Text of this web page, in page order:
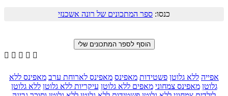
כנסו: ספר המתכונים של רונה אשכנזי
    
אפייה ללא גלוטן פשטידות מאפינס מאפינס לארוחת ערב מאפינס ללא
גלוטן מאפינס צמחוני מאפים ללא גלוטן עיקריות ללא גלוטן ללא גלוטן